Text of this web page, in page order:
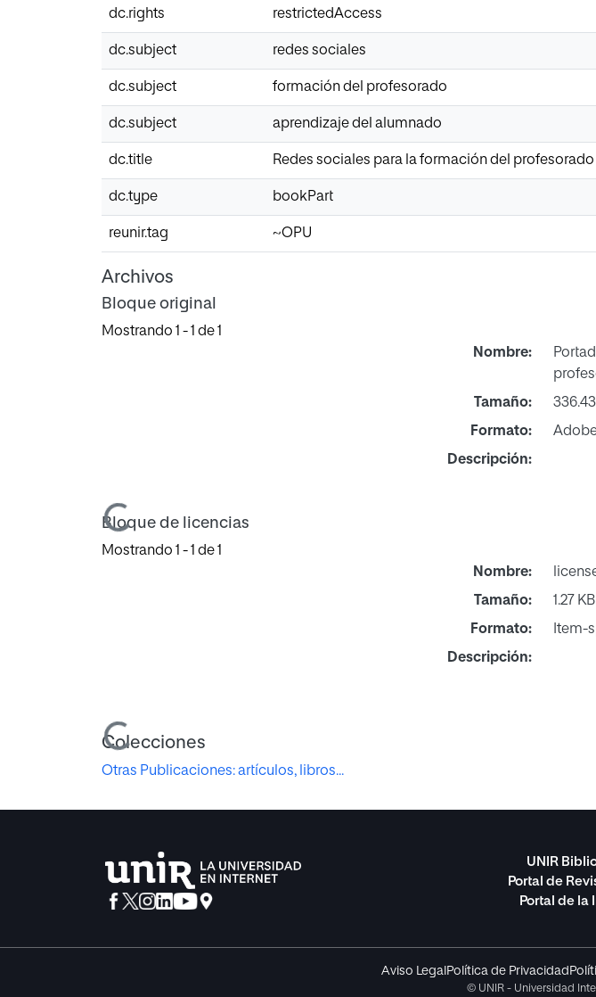
dc.rights restrictedAccess
dc.subject redes sociales
dc.subject formación del profesorado
dc.subject aprendizaje del alumnado
dc.title Redes sociales para la formación del
dc.type bookPart
reunir.tag ~OPU
Archivos
Bloque original
Mostrando 1 - 1 de 1
Cargando...
Nombre:
Tamaño:
Formato:
Descripción:
Bloque de licencias
Mostrando 1 - 1 de 1
Cargando...
Nombre:
Tamaño:
1.27 KB
Formato:
Item-
Descripción:
Colecciones
Otras Publicaciones: artículos, libros...
UNIR
Portal de
Portal de la
Aviso Legal Política de Privacidad
© UNIR - Universidad